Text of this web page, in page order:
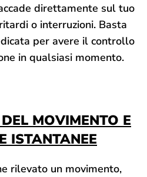
direttamente sul tuo
o interruzioni. Basta
per avere il controllo
in qualsiasi momento.
MOVIMENTO E
ISTANTANEE
rilevato un movimento,